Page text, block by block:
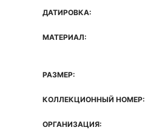
ДАТИРОВКА:
МАТЕРИАЛ:
РАЗМЕР:
КОЛЛЕКЦИОННЫЙ НОМЕР:
ОРГАНИЗАЦИЯ: